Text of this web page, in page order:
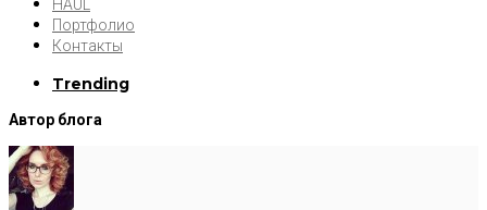
HAUL
Портфолио
Контакты
Trending
Автор блога